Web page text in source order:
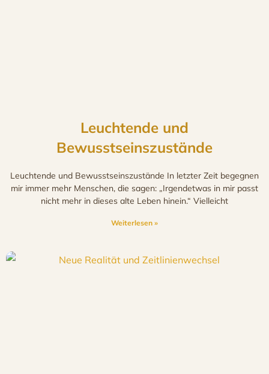
Leuchtende und
Bewusstseinszustände
Leuchtende und Bewusstseinszustände In letzter Zeit begegnen
mir immer mehr Menschen, die sagen: „Irgendetwas in mir passt
nicht mehr in dieses alte Leben hinein.“ Vielleicht
Weiterlesen »